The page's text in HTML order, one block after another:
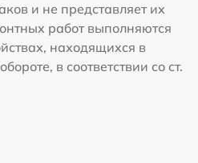
и не представляет их
работ выполняются
находящихся в
в соответствии со ст.